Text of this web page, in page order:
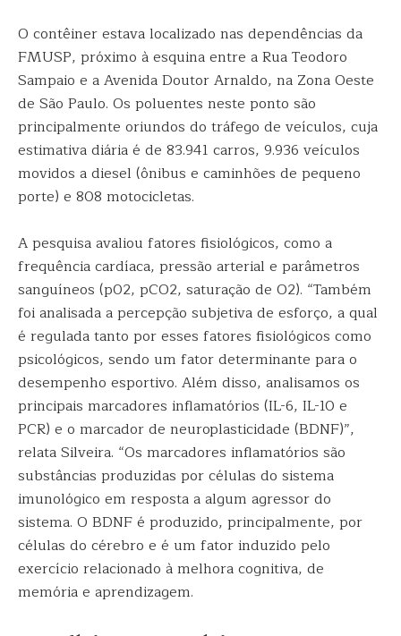
O contêiner estava localizado nas dependências da
FMUSP, próximo à esquina entre a Rua Teodoro
Sampaio e a Avenida Doutor Arnaldo, na Zona Oeste
de São Paulo. Os poluentes neste ponto são
principalmente oriundos do tráfego de veículos, cuja
estimativa diária é de 83.941 carros, 9.936 veículos
movidos a diesel (ônibus e caminhões de pequeno
porte) e 808 motocicletas.
A pesquisa avaliou fatores fisiológicos, como a
frequência cardíaca, pressão arterial e parâmetros
sanguíneos (p02, pCO2, saturação de O2). “Também
foi analisada a percepção subjetiva de esforço, a qual
é regulada tanto por esses fatores fisiológicos como
psicológicos, sendo um fator determinante para o
desempenho esportivo. Além disso, analisamos os
principais marcadores inflamatórios (IL-6, IL-10 e
PCR) e o marcador de neuroplasticidade (BDNF)”,
relata Silveira. “Os marcadores inflamatórios são
substâncias produzidas por células do sistema
imunológico em resposta a algum agressor do
sistema. O BDNF é produzido, principalmente, por
células do cérebro e é um fator induzido pelo
exercício relacionado à melhora cognitiva, de
memória e aprendizagem.